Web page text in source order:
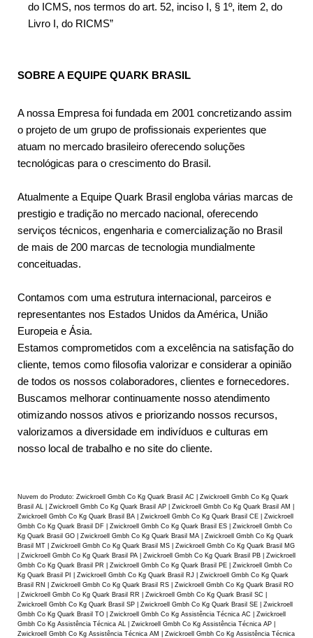
do ICMS, nos termos do art. 52, inciso I, § 1º, item 2, do
Livro I, do RICMS”
SOBRE A EQUIPE QUARK BRASIL
A nossa Empresa foi fundada em 2001 concretizando assim
o projeto de um grupo de profissionais experientes que
atuam no mercado brasileiro oferecendo soluções
tecnológicas para o crescimento do Brasil.
Atualmente a Equipe Quark Brasil engloba várias marcas de
prestigio e tradição no mercado nacional, oferecendo
serviços técnicos, engenharia e comercialização no Brasil
de mais de 200 marcas de tecnologia mundialmente
conceituadas.
Contamos com uma estrutura internacional, parceiros e
representantes nos Estados Unidos da América, União
Europeia e Ásia.
Estamos comprometidos com a excelência na satisfação do
cliente, temos como filosofia valorizar e considerar a opinião
de todos os nossos colaboradores, clientes e fornecedores.
Buscamos melhorar continuamente nosso atendimento
otimizando nossos ativos e priorizando nossos recursos,
valorizamos a diversidade em indivíduos e culturas em
nosso local de trabalho e no site do cliente.
Nuvem do Produto: Zwickroell Gmbh Co Kg Quark Brasil AC | Zwickroell Gmbh Co Kg Quark
Brasil AL | Zwickroell Gmbh Co Kg Quark Brasil AP | Zwickroell Gmbh Co Kg Quark Brasil AM |
Zwickroell Gmbh Co Kg Quark Brasil BA | Zwickroell Gmbh Co Kg Quark Brasil CE | Zwickroell
Gmbh Co Kg Quark Brasil DF | Zwickroell Gmbh Co Kg Quark Brasil ES | Zwickroell Gmbh Co
Kg Quark Brasil GO | Zwickroell Gmbh Co Kg Quark Brasil MA | Zwickroell Gmbh Co Kg Quark
Brasil MT | Zwickroell Gmbh Co Kg Quark Brasil MS | Zwickroell Gmbh Co Kg Quark Brasil MG
| Zwickroell Gmbh Co Kg Quark Brasil PA | Zwickroell Gmbh Co Kg Quark Brasil PB | Zwickroell
Gmbh Co Kg Quark Brasil PR | Zwickroell Gmbh Co Kg Quark Brasil PE | Zwickroell Gmbh Co
Kg Quark Brasil PI | Zwickroell Gmbh Co Kg Quark Brasil RJ | Zwickroell Gmbh Co Kg Quark
Brasil RN | Zwickroell Gmbh Co Kg Quark Brasil RS | Zwickroell Gmbh Co Kg Quark Brasil RO
| Zwickroell Gmbh Co Kg Quark Brasil RR | Zwickroell Gmbh Co Kg Quark Brasil SC |
Zwickroell Gmbh Co Kg Quark Brasil SP | Zwickroell Gmbh Co Kg Quark Brasil SE | Zwickroell
Gmbh Co Kg Quark Brasil TO | Zwickroell Gmbh Co Kg Assistência Técnica AC | Zwickroell
Gmbh Co Kg Assistência Técnica AL | Zwickroell Gmbh Co Kg Assistência Técnica AP |
Zwickroell Gmbh Co Kg Assistência Técnica AM | Zwickroell Gmbh Co Kg Assistência Técnica